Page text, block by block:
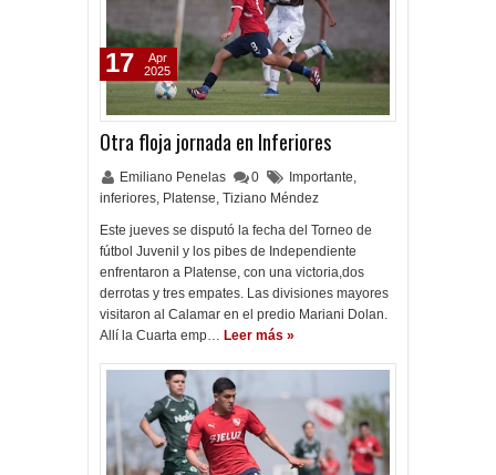
Otra floja jornada en Inferiores
Emiliano Penelas 0 Importante,
inferiores, Platense, Tiziano Méndez
Este jueves se disputó la fecha del Torneo de
fútbol Juvenil y los pibes de Independiente
enfrentaron a Platense, con una victoria,dos
derrotas y tres empates. Las divisiones mayores
visitaron al Calamar en el predio Mariani Dolan.
Allí la Cuarta emp… Leer más »
17
Apr
2025